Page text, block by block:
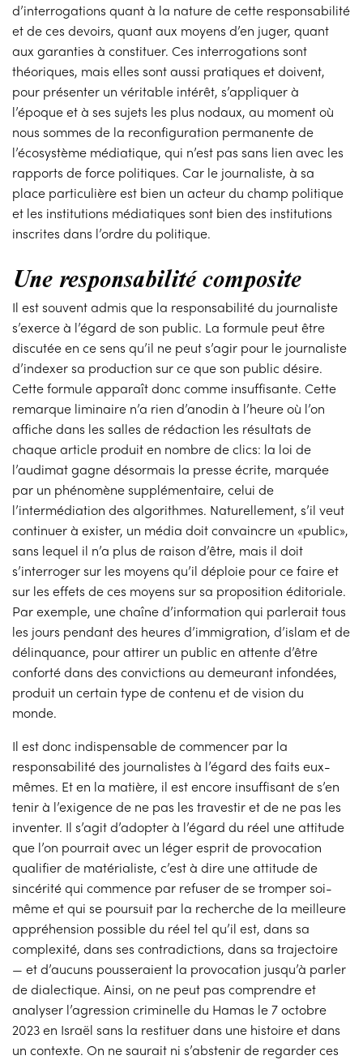
d’interrogations quant à la nature de cette responsabilité
et de ces devoirs, quant aux moyens d’en juger, quant
aux garanties à constituer. Ces interrogations sont
théoriques, mais elles sont aussi pratiques et doivent,
pour présenter un véritable intérêt, s’appliquer à
l’époque et à ses sujets les plus nodaux, au moment où
nous sommes de la reconfiguration permanente de
l’écosystème médiatique, qui n’est pas sans lien avec les
rapports de force politiques. Car le journaliste, à sa
place particulière est bien un acteur du champ politique
et les institutions médiatiques sont bien des institutions
inscrites dans l’ordre du politique.
Une responsabilité composite
Il est souvent admis que la responsabilité du journaliste
s’exerce à l’égard de son public. La formule peut être
discutée en ce sens qu’il ne peut s’agir pour le journaliste
d’indexer sa production sur ce que son public désire.
Cette formule apparaît donc comme insuffisante. Cette
remarque liminaire n’a rien d’anodin à l’heure où l’on
affiche dans les salles de rédaction les résultats de
chaque article produit en nombre de clics: la loi de
l’audimat gagne désormais la presse écrite, marquée
par un phénomène supplémentaire, celui de
l’intermédiation des algorithmes. Naturellement, s’il veut
continuer à exister, un média doit convaincre un «public»,
sans lequel il n’a plus de raison d’être, mais il doit
s’interroger sur les moyens qu’il déploie pour ce faire et
sur les effets de ces moyens sur sa proposition éditoriale.
Par exemple, une chaîne d’information qui parlerait tous
les jours pendant des heures d’immigration, d’islam et de
délinquance, pour attirer un public en attente d’être
conforté dans des convictions au demeurant infondées,
produit un certain type de contenu et de vision du
monde.
Il est donc indispensable de commencer par la
responsabilité des journalistes à l’égard des faits eux-
mêmes. Et en la matière, il est encore insuffisant de s’en
tenir à l’exigence de ne pas les travestir et de ne pas les
inventer. Il s’agit d’adopter à l’égard du réel une attitude
que l’on pourrait avec un léger esprit de provocation
qualifier de matérialiste, c’est à dire une attitude de
sincérité qui commence par refuser de se tromper soi-
même et qui se poursuit par la recherche de la meilleure
appréhension possible du réel tel qu’il est, dans sa
complexité, dans ses contradictions, dans sa trajectoire
— et d’aucuns pousseraient la provocation jusqu’à parler
de dialectique. Ainsi, on ne peut pas comprendre et
analyser l’agression criminelle du Hamas le 7 octobre
2023 en Israël sans la restituer dans une histoire et dans
un contexte. On ne saurait ni s’abstenir de regarder ces